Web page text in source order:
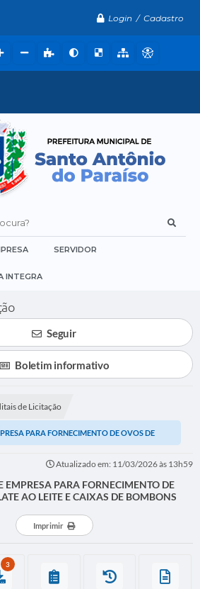
Login / Cadastro
SERVIDOR
INTEGRA
Seguir
Boletim informativo
de Licitação
PARA FORNECIMENTO DE OVOS DE
CAIXAS DE BOMBONS SORTIDOS
Atualizado em: 11/03/2026 às 13h59
EMPRESA PARA FORNECIMENTO DE
AO LEITE E CAIXAS DE BOMBONS
Imprimir
3